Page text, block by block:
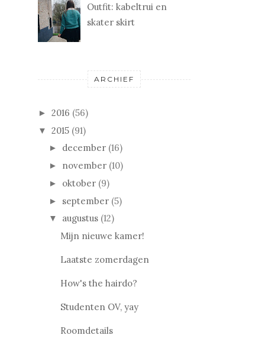
Outfit: kabeltrui en
skater skirt
ARCHIEF
► 2016 (56)
▼ 2015 (91)
► december (16)
► november (10)
► oktober (9)
► september (5)
▼ augustus (12)
Mijn nieuwe kamer!
Laatste zomerdagen
How's the hairdo?
Studenten OV, yay
Roomdetails